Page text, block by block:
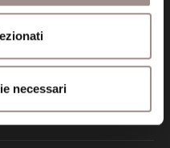
necessari
(PEC)